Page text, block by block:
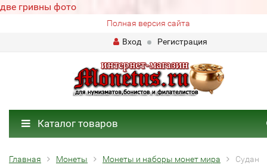
две гривны фото
Полная версия сайта
Вход
Регистрация
Каталог товаров
Главная Монеты Монеты и наборы монет мира Судан